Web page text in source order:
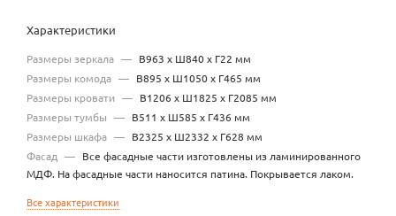
Характеристики
Размеры зеркала — В963 х Ш840 х Г22 мм
Размеры комода — В895 х Ш1050 х Г465 мм
Размеры кровати — В1206 х Ш1825 х Г2085 мм
Размеры тумбы — В511 х Ш585 х Г436 мм
Размеры шкафа — В2325 х Ш2332 х Г628 мм
Фасад — Все фасадные части изготовлены из ламинированного
МДФ. На фасадные части наносится патина. Покрывается лаком.
Все характеристики